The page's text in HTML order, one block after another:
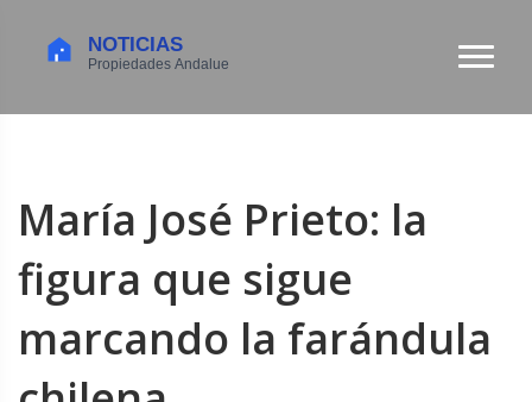
María José Prieto: la
figura que sigue
marcando la farándula